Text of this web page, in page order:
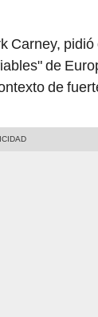
Carney,
de
de